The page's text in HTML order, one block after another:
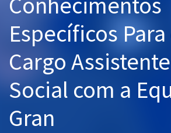
Questões grátis
Aprovados
Específicos Para
Cargo Assistente
Social com a
Gran